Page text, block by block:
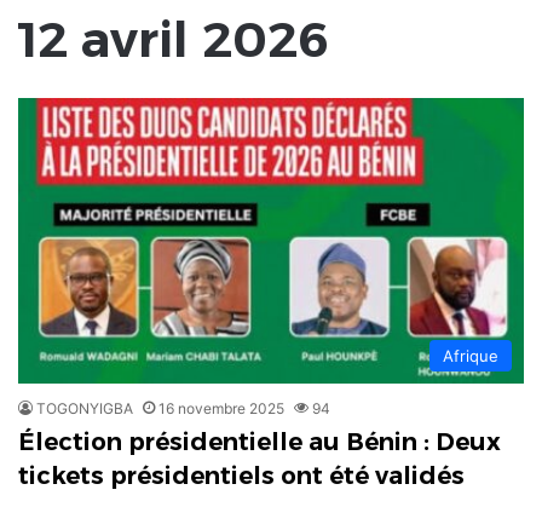
12 avril 2026
Afrique
TOGONYIGBA 16 novembre 2025 94
Élection présidentielle au Bénin : Deux
tickets présidentiels ont été validés